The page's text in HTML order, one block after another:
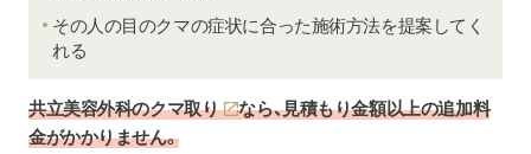
その人の目のクマの症状に合った施術方法を提案してく
れる
共立美容外科のクマ取り
なら、見積もり金額以上の追加料
金がかかりません。